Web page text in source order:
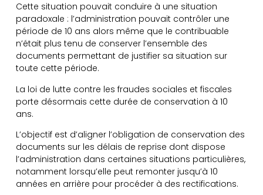
Cette situation pouvait conduire à une situation
paradoxale : l’administration pouvait contrôler une
période de 10 ans alors même que le contribuable
n’était plus tenu de conserver l’ensemble des
documents permettant de justifier sa situation sur
toute cette période.
La loi de lutte contre les fraudes sociales et fiscales
porte désormais cette durée de conservation à 10
ans.
L’objectif est d’aligner l’obligation de conservation des
documents sur les délais de reprise dont dispose
l’administration dans certaines situations particulières,
notamment lorsqu’elle peut remonter jusqu’à 10
années en arrière pour procéder à des rectifications.